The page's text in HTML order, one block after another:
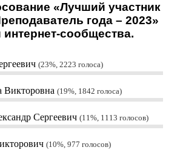
«Лучший участник
года – 2023»
интернет-сообщества.
23%, 2223 голоса
Викторовна 19%, 1842 голоса
Сергеевич 11%, 1113 голосов
10%, 977 голосов